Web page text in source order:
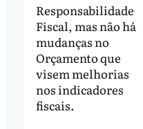
Responsabilidade
Fiscal, mas não há
mudanças no
Orçamento que
visem melhorias
nos indicadores
fiscais.